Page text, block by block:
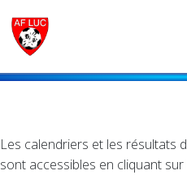
Les calendriers et les résultats
sont accessibles en cliquant